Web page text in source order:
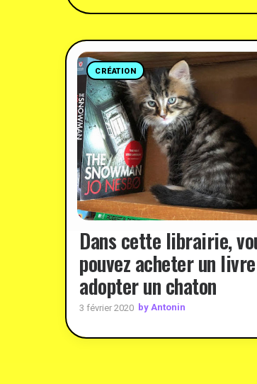
CRÉATION
Dans cette librairie,
pouvez acheter un
adopter un chaton
3 février 2020 by Antonin